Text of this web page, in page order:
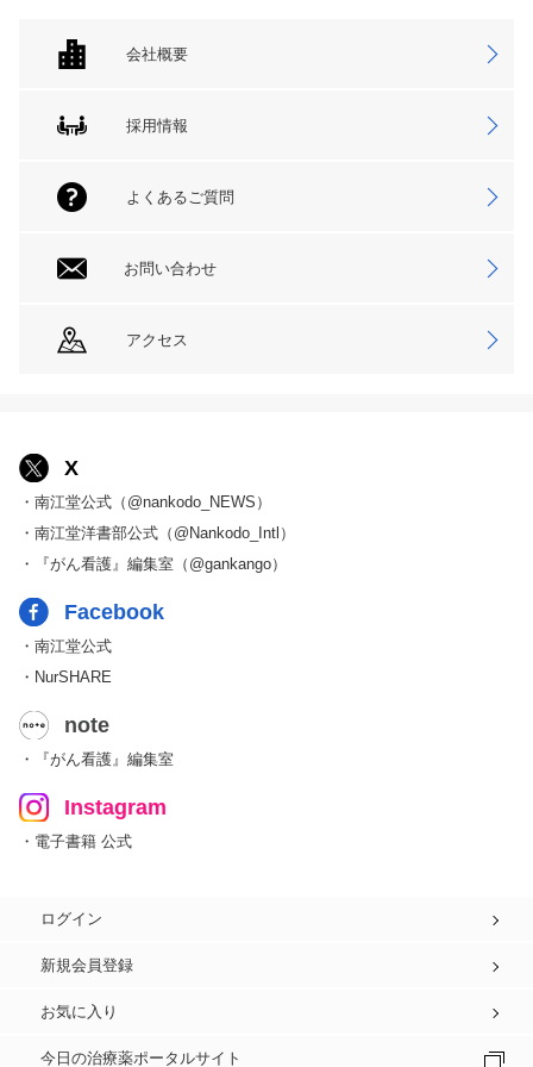
会社概要
採用情報
よくあるご質問
お問い合わせ
アクセス
X
・南江堂公式（@nankodo_NEWS）
・南江堂洋書部公式（@Nankodo_Intl）
・『がん看護』編集室（@gankango）
Facebook
・南江堂公式
・NurSHARE
note
・『がん看護』編集室
Instagram
・電子書籍 公式
ログイン
新規会員登録
お気に入り
今日の治療薬ポータルサイト